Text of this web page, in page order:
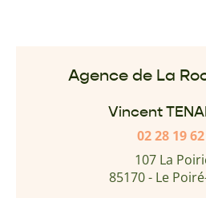
Agence de La
Vincent
02 28 19
107 La
85170 - Le